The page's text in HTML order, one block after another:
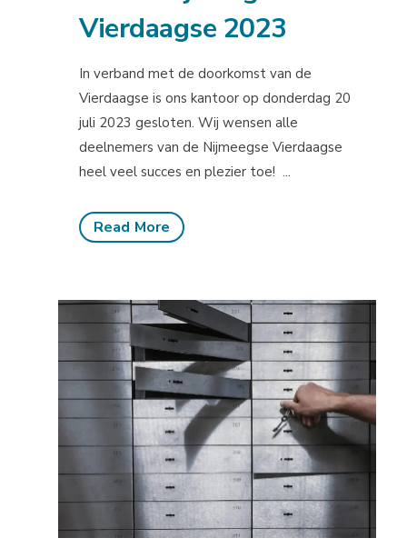
Vierdaagse 2023
In verband met de doorkomst van de
Vierdaagse is ons kantoor op donderdag 20
juli 2023 gesloten. Wij wensen alle
deelnemers van de Nijmeegse Vierdaagse
heel veel succes en plezier toe! ...
Read More